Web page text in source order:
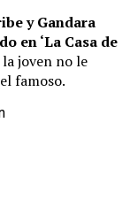
y Gandara
en ‘La Casa de
la joven no le
famoso.